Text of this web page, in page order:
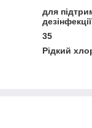
для
дезінфекції
35
Рідкий